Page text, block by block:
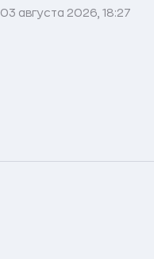
03 августа 2026, 18:27